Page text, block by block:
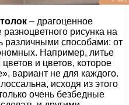
– драгоценное
рисунка на
различными способами: от
Например, литье
и цветов, которое
вариант не для каждого.
исходя из этого
очень безбедные